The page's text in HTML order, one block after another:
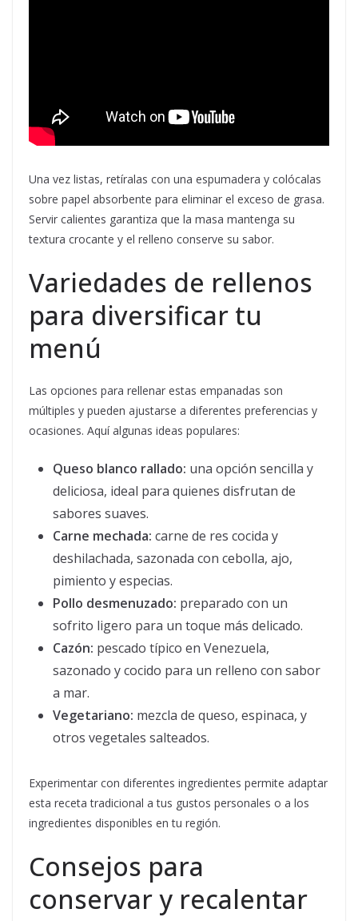
Una vez listas, retíralas con una espumadera y colócalas
sobre papel absorbente para eliminar el exceso de grasa.
Servir calientes garantiza que la masa mantenga su
textura crocante y el relleno conserve su sabor.
Variedades de rellenos
para diversificar tu
menú
Las opciones para rellenar estas empanadas son
múltiples y pueden ajustarse a diferentes preferencias y
ocasiones. Aquí algunas ideas populares:
Queso blanco rallado: una opción sencilla y
deliciosa, ideal para quienes disfrutan de
sabores suaves.
Carne mechada: carne de res cocida y
deshilachada, sazonada con cebolla, ajo,
pimiento y especias.
Pollo desmenuzado: preparado con un
sofrito ligero para un toque más delicado.
Cazón: pescado típico en Venezuela,
sazonado y cocido para un relleno con sabor
a mar.
Vegetariano: mezcla de queso, espinaca, y
otros vegetales salteados.
Experimentar con diferentes ingredientes permite adaptar
esta receta tradicional a tus gustos personales o a los
ingredientes disponibles en tu región.
Consejos para
conservar y recalentar